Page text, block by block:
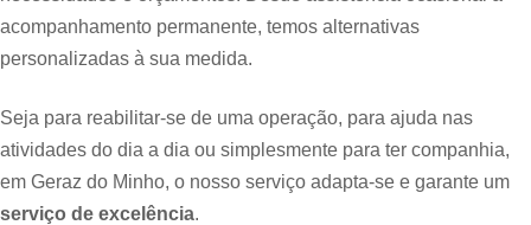
acompanhamento permanente, temos alternativas
personalizadas à sua medida.
Seja para reabilitar-se de uma operação, para ajuda nas
atividades do dia a dia ou simplesmente para ter companhia,
em Geraz do Minho, o nosso serviço adapta-se e garante um
serviço de excelência.